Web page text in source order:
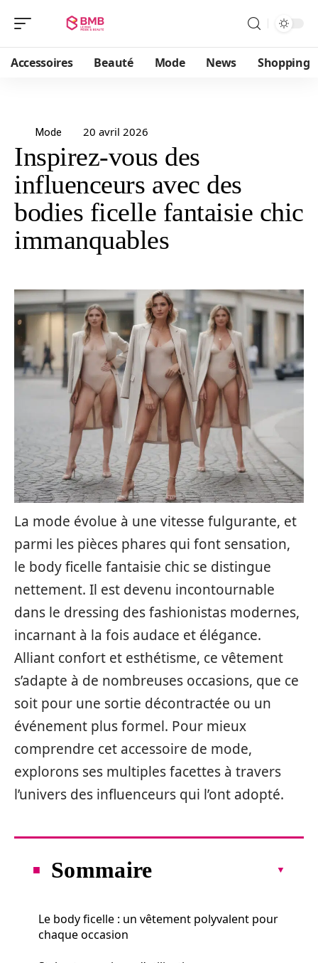
Accessoires Beauté Mode News Shopping
Mode 20 avril 2026
Inspirez-vous des
influenceurs avec des
bodies ficelle fantaisie chic
immanquables
La mode évolue à une vitesse fulgurante, et
parmi les pièces phares qui font sensation,
le body ficelle fantaisie chic se distingue
nettement. Il est devenu incontournable
dans le dressing des fashionistas modernes,
incarnant à la fois audace et élégance.
Alliant confort et esthétisme, ce vêtement
s’adapte à de nombreuses occasions, que ce
soit pour une sortie décontractée ou un
événement plus formel. Pour mieux
comprendre cet accessoire de mode,
explorons ses multiples facettes à travers
l’univers des influenceurs qui l’ont adopté.
Sommaire
Le body ficelle : un vêtement polyvalent pour
chaque occasion